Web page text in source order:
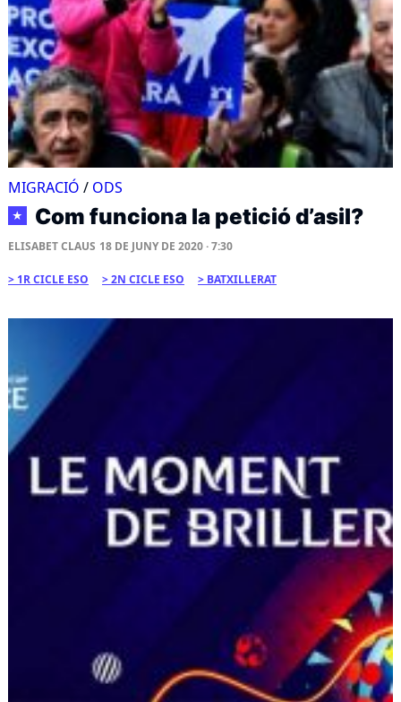
MIGRACIÓ / ODS
★ Com funciona la petició d’asil?
ELISABET CLAUS 18 DE JUNY DE 2020 · 7:30
1R CICLE ESO 2N CICLE ESO BATXILLERAT